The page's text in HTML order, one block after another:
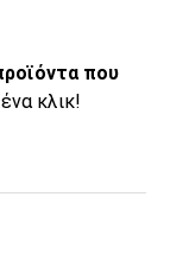
που
κλικ!